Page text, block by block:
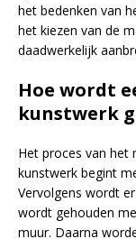
het bedenken van
het kiezen van de
daadwerkelijk
Hoe wordt
kunstwerk
Het proces van het
kunstwerk begint
Vervolgens wordt
wordt gehouden
muur. Daarna